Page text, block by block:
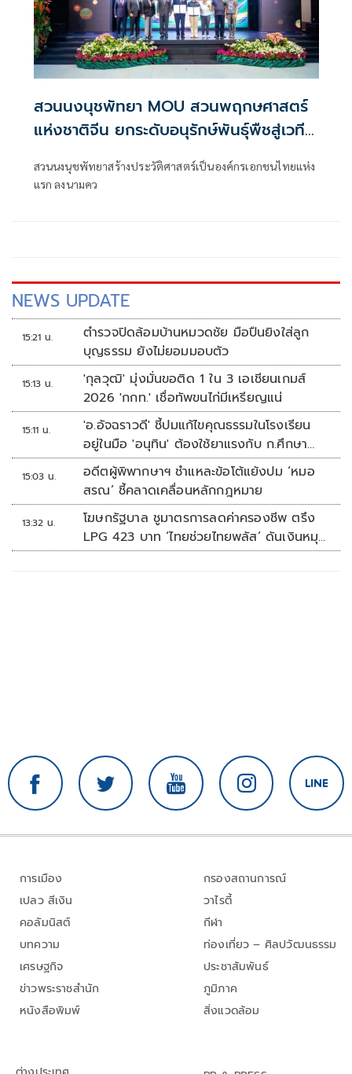
สวนนงนุชพัทยา MOU สวนพฤกษศาสตร์
แห่งชาติจีน ยกระดับอนุรักษ์พันธุ์พืชสู่เวที
สวนนงนุชพัทยาสร้างประวัติศาสตร์เป็นองค์กรเอกชนไทยแห่ง
แรก ลงนามคว
NEWS UPDATE
15:21 น.
ตำรวจปิดล้อมบ้านหมวดชัย มือปืนยิงใส่ลูก
บุญธรรม ยังไม่ยอมมอบตัว
15:13 น.
'กุลวุฒิ' มุ่งมั่นขอติด 1 ใน 3 เอเชียนเกมส์
2026 'กกท.' เชื่อทัพขนไก่มีเหรียญแน่
15:11 น.
'อ.อัจฉราวดี' ชี้ปมแก้ไขคุณธรรมในโรงเรียน
อยู่ในมือ 'อนุทิน' ต้องใช้ยาแรงกับ ก.ศึกษา
เรื่องปืนแค่ปลายเหตุ
15:03 น.
อดีตผู้พิพากษาฯ ชำแหละข้อโต้แย้งปม ‘หมอ
สรณ’ ชี้คลาดเคลื่อนหลักกฎหมาย
13:32 น.
โฆษกรัฐบาล ชูมาตรการลดค่าครองชีพ ตรึง
LPG 423 บาท ‘ไทยช่วยไทยพลัส’ ดันเงินหมุน
แสนล้าน
การเมือง
เปลว สีเงิน
คอลัมนิสต์
บทความ
เศรษฐกิจ
ข่าวพระราชสำนัก
หนังสือพิมพ์
กรองสถานการณ์
วาไรตี้
กีฬา
ท่องเที่ยว – ศิลปวัฒนธรรม
ประชาสัมพันธ์
ภูมิภาค
สิ่งแวดล้อม